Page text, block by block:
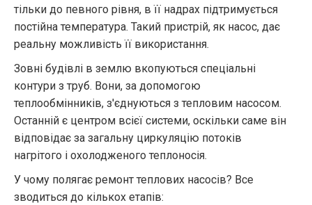
тільки до певного рівня, в її надрах підтримується
постійна температура. Такий пристрій, як насос, дає
реальну можливість її використання.
Зовні будівлі в землю вкопуються спеціальні
контури з труб. Вони, за допомогою
теплообмінників, з'єднуються з тепловим насосом.
Останній є центром всієї системи, оскільки саме він
відповідає за загальну циркуляцію потоків
нагрітого і охолодженого теплоносія.
У чому полягає ремонт теплових насосів? Все
зводиться до кількох етапів: